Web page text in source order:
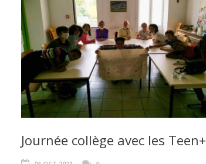
Journée collège avec les Teen+